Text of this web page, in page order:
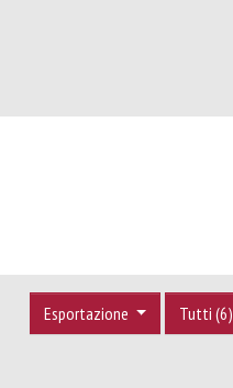
Tutti (6)
Esportazione